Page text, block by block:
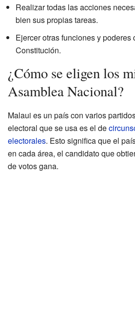
Realizar todas las acciones
bien sus propias tareas.
Ejercer otras funciones y poderes
Constitución.
¿Cómo se eligen los
Asamblea Nacional?
Malaui es un país con varios
electoral que se usa es el de
electorales. Esto significa que el
en cada área, el candidato que
de votos gana.